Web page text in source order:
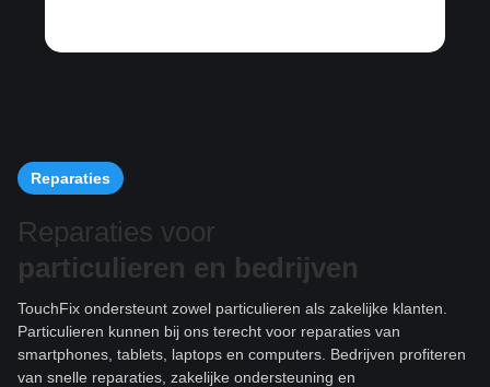
Reparaties
Reparaties voor
particulieren en bedrijven
TouchFix ondersteunt zowel particulieren als zakelijke klanten.
Particulieren kunnen bij ons terecht voor reparaties van
smartphones, tablets, laptops en computers. Bedrijven profiteren
van snelle reparaties, zakelijke ondersteuning en